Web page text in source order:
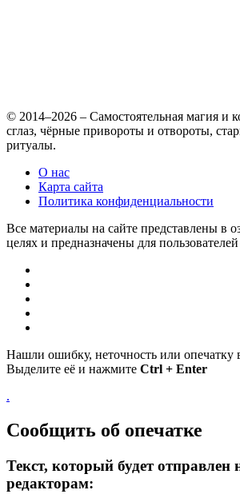
© 2014–2026 – Самостоятельная магия и
сглаз, чёрные привороты и отвороты,
ритуалы.
О нас
Карта сайта
Политика конфиденциальности
Все материалы на сайте представлены в
целях и предназначены для
Нашли ошибку, неточность или опечатку
Выделите её и нажмите Ctrl + Enter
.
Сообщить об опечатке
Текст, который будет
редакторам: